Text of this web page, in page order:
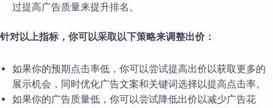
过提高广告质量来提升排名。
针对以上指标，你可以采取以下策略来调整出价：
如果你的预期点击率低，你可以尝试提高出价以获取更多的
展示机会，同时优化广告文案和关键词选择以提高点击率。
如果你的广告质量低，你可以尝试降低出价以减少广告花